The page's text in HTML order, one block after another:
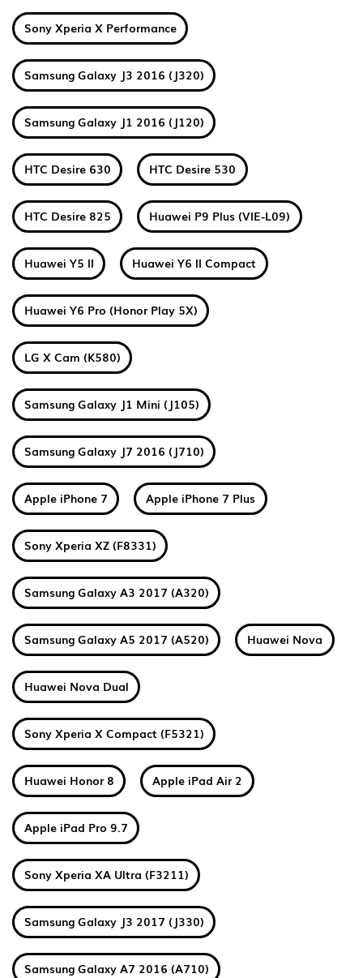
Sony Xperia X Performance
Samsung Galaxy J3 2016 (J320)
Samsung Galaxy J1 2016 (J120)
HTC Desire 630 HTC Desire 530
HTC Desire 825 Huawei P9 Plus (VIE-L09)
Huawei Y5 II Huawei Y6 II Compact
Huawei Y6 Pro (Honor Play 5X)
LG X Cam (K580)
Samsung Galaxy J1 Mini (J105)
Samsung Galaxy J7 2016 (J710)
Apple iPhone 7 Apple iPhone 7 Plus
Sony Xperia XZ (F8331)
Samsung Galaxy A3 2017 (A320)
Samsung Galaxy A5 2017 (A520) Huawei Nova
Huawei Nova Dual
Sony Xperia X Compact (F5321)
Huawei Honor 8 Apple iPad Air 2
Apple iPad Pro 9.7
Sony Xperia XA Ultra (F3211)
Samsung Galaxy J3 2017 (J330)
Samsung Galaxy A7 2016 (A710)